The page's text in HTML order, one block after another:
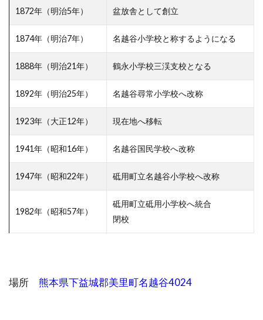
1872年（明治5年） 盆放舎として創立
1874年（明治7年） 名越谷小学校と称するようになる
1888年（明治21年） 鶴永小学校三渓支校となる
1892年（明治25年） 名越谷尋常小学校へ改称
1923年（大正12年） 現在地へ移転
1941年（昭和16年） 名越谷国民学校へ改称
1947年（昭和22年） 砥用町立名越谷小学校へ改称
1982年（昭和57年）
砥用町立砥用小学校へ統合
閉校
場所 熊本県下益城郡美里町名越谷4024